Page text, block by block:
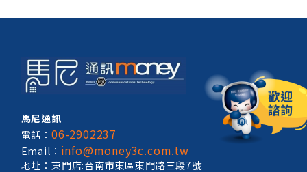
馬尼通訊
電話：06-2902237
Email： info@money3c.com.tw
地址：東門店:台南市東區東門路三段7號